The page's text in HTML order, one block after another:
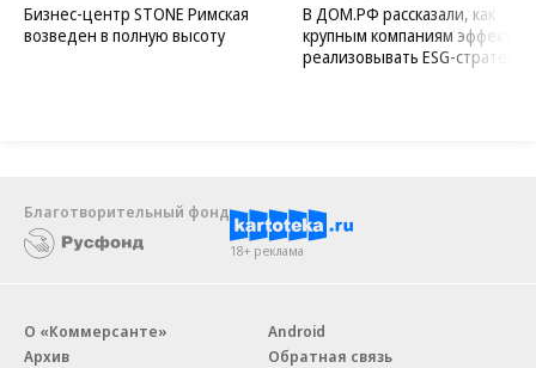
Бизнес-центр STONE Римская
возведен в полную высоту
В ДОМ.РФ рассказали, как
крупным компаниям
реализовывать ESG-стратегию
Благотворительный фонд
18+ реклама
О «Коммерсанте»
Архив
Android
Обратная связь